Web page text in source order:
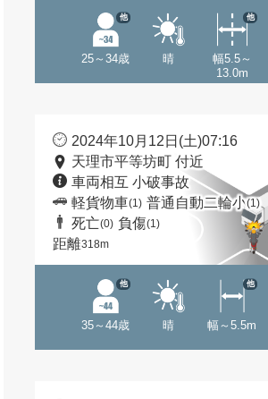
25～34歳
他
晴
幅5.5～
13.0m
他
2024年10月12日(土)07:16
天理市平等坊町 付近
車両相互 小破事故
軽貨物車(1) 普通自動二輪小(1)
死亡(0) 負傷(1)
距離318m
35～44歳
他
晴 幅～5.5m
他